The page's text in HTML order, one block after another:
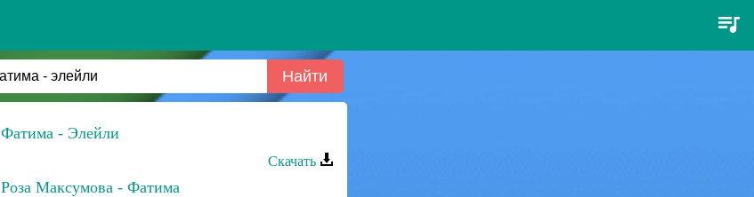
Фатима - Элейли
Скачать
Роза Максумова - Фатима